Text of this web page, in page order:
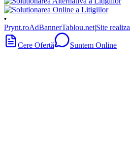
•
Prynt.roAdBannerTablou.net|Site
Cere Ofertă Suntem Online